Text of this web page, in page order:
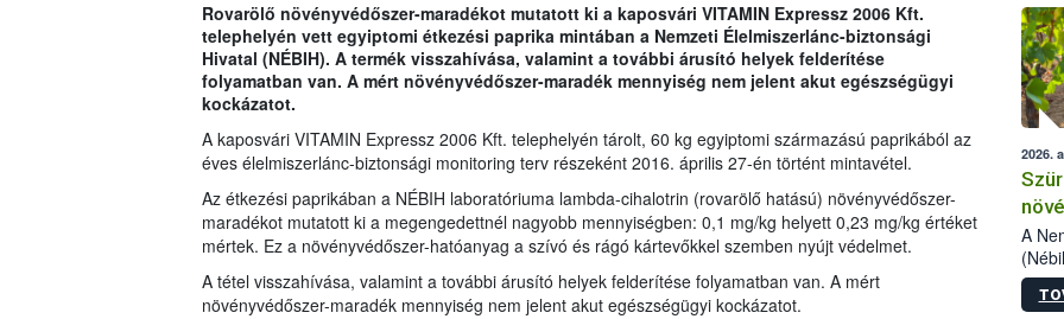
Rovarölő növényvédőszer-maradékot mutatott ki a kaposvári VITAMIN Expressz 2006 Kft.
telephelyén vett egyiptomi étkezési paprika mintában a Nemzeti Élelmiszerlánc-biztonsági
Hivatal (NÉBIH). A termék visszahívása, valamint a további árusító helyek felderítése
folyamatban van. A mért növényvédőszer-maradék mennyiség nem jelent akut egészségügyi
kockázatot.
A kaposvári VITAMIN Expressz 2006 Kft. telephelyén tárolt, 60 kg egyiptomi származású paprikából az
éves élelmiszerlánc-biztonsági monitoring terv részeként 2016. április 27-én történt mintavétel.
Az étkezési paprikában a NÉBIH laboratóriuma lambda-cihalotrin (rovarölő hatású) növényvédőszer-
maradékot mutatott ki a megengedettnél nagyobb mennyiségben: 0,1 mg/kg helyett 0,23 mg/kg értéket
mértek. Ez a növényvédőszer-hatóanyag a szívó és rágó kártevőkkel szemben nyújt védelmet.
A tétel visszahívása, valamint a további árusító helyek felderítése folyamatban van. A mért
növényvédőszer-maradék mennyiség nem jelent akut egészségügyi kockázatot.
2026.
A